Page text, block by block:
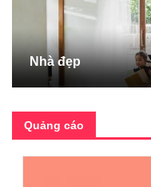
Nhà đẹp
Quảng cáo